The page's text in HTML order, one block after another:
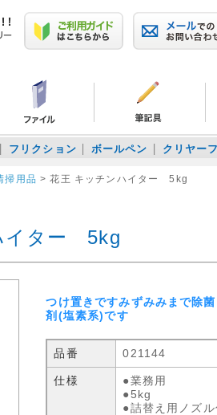
フリクション ボールペン クリヤー
掃用品 >花王 キッチンハイター 5kg
イター 5kg
つけ置きですみずみみまで除
剤(塩素系)です
品番 021144
仕様
●業務用
●5kg
●詰替え用ノズ